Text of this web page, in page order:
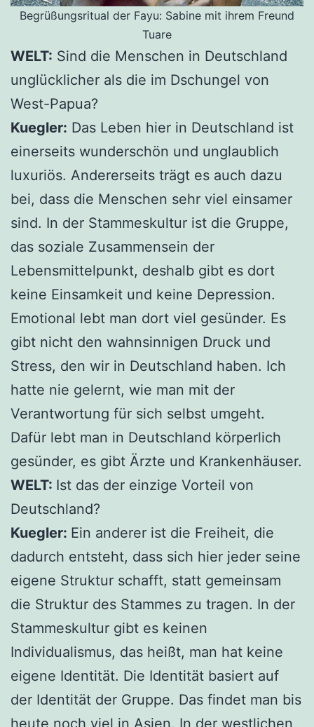
Begrüßungsritual der Fayu: Sabine mit ihrem Freund
Tuare
WELT: Sind die Menschen in Deutschland
unglücklicher als die im Dschungel von
West-Papua?
Kuegler: Das Leben hier in Deutschland ist
einerseits wunderschön und unglaublich
luxuriös. Andererseits trägt es auch dazu
bei, dass die Menschen sehr viel einsamer
sind. In der Stammeskultur ist die Gruppe,
das soziale Zusammensein der
Lebensmittelpunkt, deshalb gibt es dort
keine Einsamkeit und keine Depression.
Emotional lebt man dort viel gesünder. Es
gibt nicht den wahnsinnigen Druck und
Stress, den wir in Deutschland haben. Ich
hatte nie gelernt, wie man mit der
Verantwortung für sich selbst umgeht.
Dafür lebt man in Deutschland körperlich
gesünder, es gibt Ärzte und Krankenhäuser.
WELT: Ist das der einzige Vorteil von
Deutschland?
Kuegler: Ein anderer ist die Freiheit, die
dadurch entsteht, dass sich hier jeder seine
eigene Struktur schafft, statt gemeinsam
die Struktur des Stammes zu tragen. In der
Stammeskultur gibt es keinen
Individualismus, das heißt, man hat keine
eigene Identität. Die Identität basiert auf
der Identität der Gruppe. Das findet man bis
heute noch viel in Asien. In der westlichen